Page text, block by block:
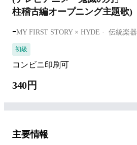
柱稽古編オープニング主題歌)
-MY FIRST STORY × HYDE 伝統楽器
初級
コンビニ印刷可
340円
主要情報